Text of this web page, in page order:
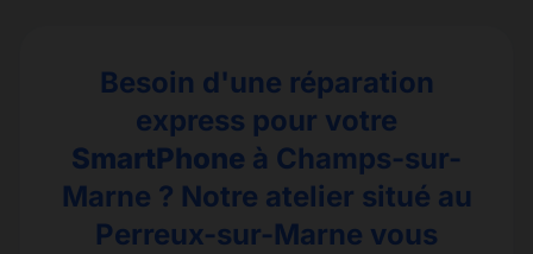
Besoin d'une réparation
express pour votre
SmartPhone à Champs-sur-
Marne ? Notre atelier situé au
Perreux-sur-Marne vous